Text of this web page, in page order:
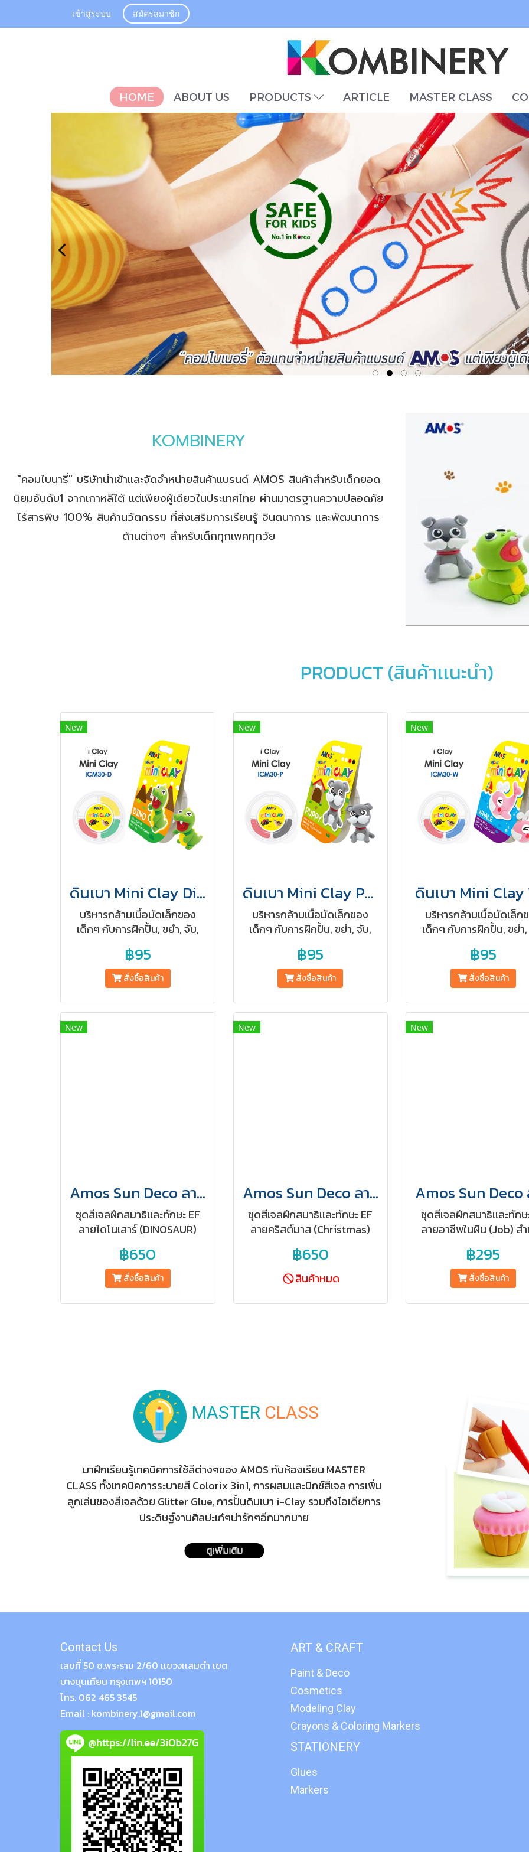
เข้าสู่ระบบ สมัครสมาชิก
HOME ABOUT US PRODUCTS ARTICLE MASTER CLASS
KOMBINERY
"คอมไบนารี่" บริษัทนำเข้าเเละจัดจำหน่ายสินค้าเเบรนด์ AMOS สินค้าสำหรับเด็กยอด
นิยมอันดับ1 จากเกาหลีใต้ เเต่เพียงผู้เดียวในประเทศไทย ผ่านมาตรฐานความปลอดภัย
ไร้สารพิษ 100% สินค้านวัตกรรม ที่ส่งเสริมการเรียนรู้ จินตนาการ และพัฒนาการ
ด้านต่างๆ สำหรับเด็กทุกเพศทุกวัย
PRODUCT (สินค้าเเนะนำ)
New
ดินเบา Mini Clay Dino (ปลอดสารพิษสำหรับเด็ก)(copy)
บริหารกล้ามเนื้อมัดเล็กของ
เด็กๆ กับการฝึกปั้น, ขยำ, จับ,
เล็กอย่างค่อยเป็นค่อยไปโดยใช้
ศิลปะเเห่งการปั้นเป็นสื่อกลาง
฿95
สั่งซื้อสินค้า
New
ดินเบา Mini Clay Puppy (ปลอดสารพิษสำหรับเด็ก)
บริหารกล้ามเนื้อมัดเล็กของ
เด็กๆ กับการฝึกปั้น, ขยำ, จับ,
เล็กอย่างค่อยเป็นค่อยไปโดยใช้
ศิลปะเเห่งการปั้นเป็นสื่อกลาง
฿95
สั่งซื้อสินค้า
New
บริหารกล้ามเนื้อมัดเล็ก
เด็กๆ กับการฝึกปั้น, ขยำ
เล็กอย่างค่อยเป็นค่อยไป
ศิลปะเเห่งการปั้นเป็นสื่อ
฿95
สั่งซื้อสินค้า
New
Amos Sun Deco ลายไดโนเสาร์ (กล่องใหญ่)
ชุดสีเจลฝึกสมาธิเเละทักษะ EF
ลายไดโนเสาร์ (DINOSAUR)
฿650
สั่งซื้อสินค้า
New
Amos Sun Deco ลายคริสต์มาสขอบทอง (กล่องใหญ่)
ชุดสีเจลฝึกสมาธิเเละทักษะ EF
ลายคริสต์มาส (Christmas)
฿650
สินค้าหมด
New
ชุดสีเจลฝึกสมาธิเเละทักษ
ลายอาชีพในฝัน (Job) ส
฿295
สั่งซื้อสินค้า
MASTER CLASS
มาฝึกเรียนรู้เทคนิคการใช้สีต่างๆของ AMOS กับห้องเรียน MASTER
CLASS ทั้งเทคนิคการระบายสี Colorix 3in1, การผสมเเละมิกซ์สีเจล การเพิ่ม
ลูกเล่นของสีเจลด้วย Glitter Glue, การปั้นดินเบา i-Clay รวมถึงไอเดียการ
ประดิษฐ์งานศิลปะเก๋ๆน่ารักๆอีกมากมาย
Contact Us
เลขที่ 50 ซ.พระราม 2/60 เเขวงเเสมดำ เขต
บางขุนเทียน กรุงเทพฯ 10150
โทร. 062 465 3545
Email : kombinery.1@gmail.com
ART & CRAFT
Paint & Deco
Cosmetics
Modeling Clay
Crayons & Coloring Markers
STATIONERY
Glues
Markers